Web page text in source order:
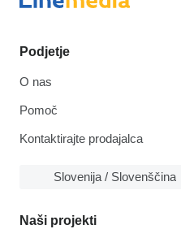
Podjetje
O nas
Pomoč
Kontaktirajte prodajalca
Slovenija / Slovenščina
Naši projekti